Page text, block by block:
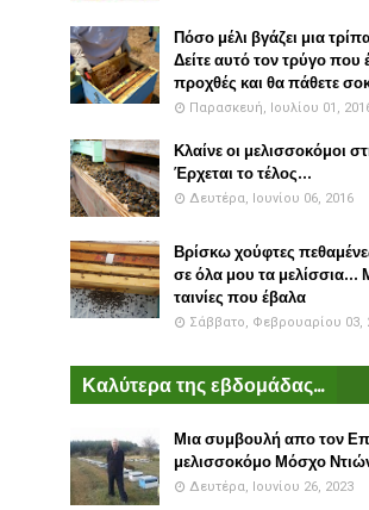
Πόσο μέλι βγάζει μια
Δείτε αυτό τον τρύγο που
προχθές και θα πάθετε
Παρασκευή, Ιουλίου 01,
Κλαίνε οι μελισσοκόμοι
Έρχεται το τέλος...
Δευτέρα, Ιουνίου 06, 2016
Βρίσκω χούφτες
σε όλα μου τα μελίσσια...
ταινίες που έβαλα
Σάββατο, Φεβρουαρίου 03,
Καλύτερα της εβδομάδας...
Μια συμβουλή απο τον
μελισσοκόμο Μόσχο
Δευτέρα, Ιουνίου 26, 2023